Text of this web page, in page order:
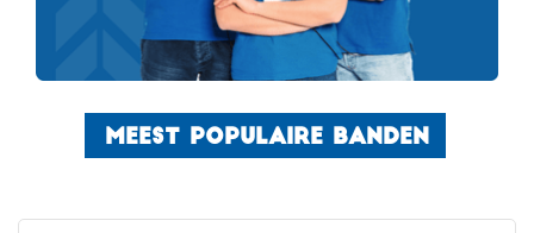
MEEST POPULAIRE BANDEN